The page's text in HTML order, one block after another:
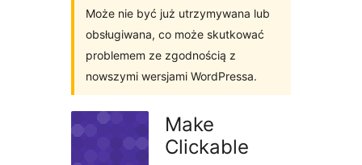
Może nie być już utrzymywana lub
obsługiwana, co może skutkować
problemem ze zgodnością z
nowszymi wersjami WordPressa.
Make
Clickable